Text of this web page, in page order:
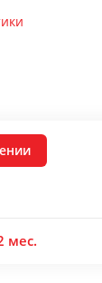
мес.